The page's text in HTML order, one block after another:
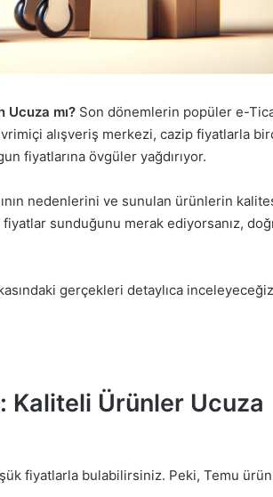
Ucuza mı? Son dönemlerin popüler e-
alışveriş merkezi, cazip fiyatlarla
fiyatlarına övgüler yağdırıyor.
nedenlerini ve sunulan ürünlerin
sunduğunu merak ediyorsanız,
gerçekleri detaylıca
Kaliteli Ürünler Ucuza
fiyatlarla bulabilirsiniz. Peki, Temu